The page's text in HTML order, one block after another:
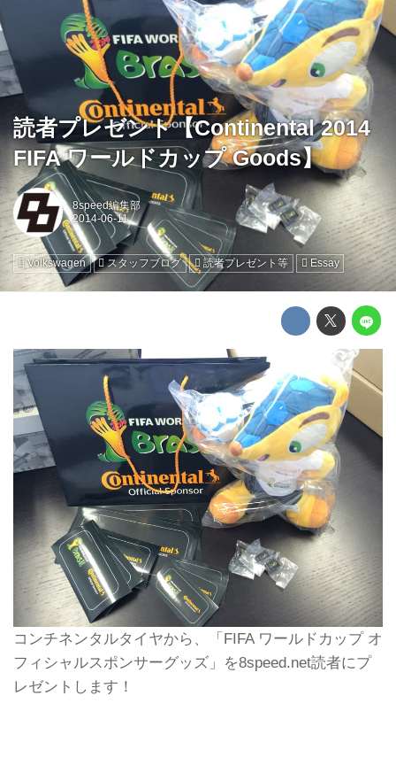
読者プレゼント【Continental 2014
FIFA ワールドカップ Goods】
8speed編集部
Volkswagen スタッフブログ 読者プレゼント等 Essay
コンチネンタルタイヤから、「FIFA ワールドカップ オ
フィシャルスポンサーグッズ」を8speed.net読者にプ
レゼントします！